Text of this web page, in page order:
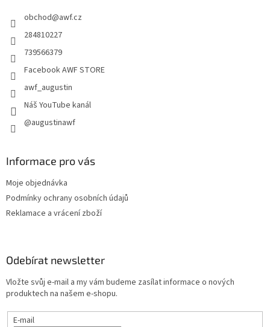
obchod@awf.cz
284810227
739566379
Facebook AWF STORE
awf_augustin
Náš YouTube kanál
@augustinawf
Informace pro vás
Moje objednávka
Podmínky ochrany osobních údajů
Reklamace a vrácení zboží
Odebírat newsletter
Vložte svůj e-mail a my vám budeme zasílat informace o nových
produktech na našem e-shopu.
E-mail